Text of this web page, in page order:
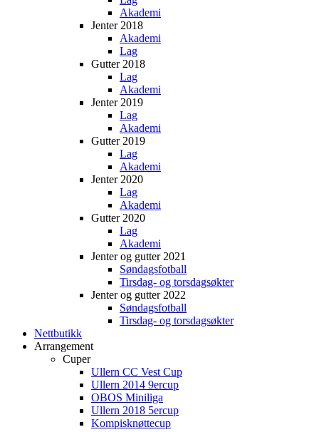
Akademi
Jenter 2018
Akademi
Lag
Gutter 2018
Lag
Akademi
Jenter 2019
Lag
Akademi
Gutter 2019
Lag
Akademi
Jenter 2020
Lag
Akademi
Gutter 2020
Lag
Akademi
Jenter og gutter 2021
Søndagsfotball
Tirsdag- og torsdagsøkter
Jenter og gutter 2022
Søndagsfotball
Tirsdag- og torsdagsøkter
Nettbutikk
Arrangement
Cuper
Ullern CC Vest Cup
Ullern 2014 9ercup
OBOS Miniliga
Ullern 2018 5ercup
Kompisknøttecup